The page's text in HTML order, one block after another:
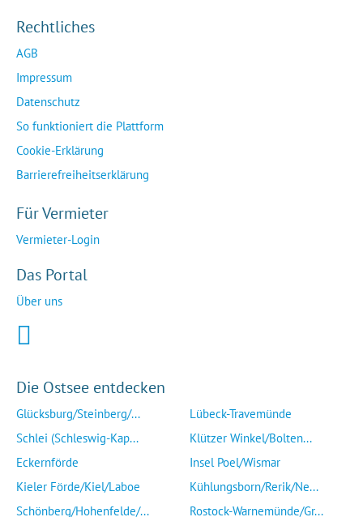
Rechtliches
AGB
Impressum
Datenschutz
So funktioniert die Plattform
Cookie-Erklärung
Barrierefreiheitserklärung
Für Vermieter
Vermieter-Login
Das Portal
Über uns
Die Ostsee entdecken
Glücksburg/Steinberg/...
Schlei (Schleswig-Kap...
Eckernförde
Kieler Förde/Kiel/Laboe
Schönberg/Hohenfelde/...
Lübeck-Travemünde
Klützer Winkel/Bolten...
Insel Poel/Wismar
Kühlungsborn/Rerik/Ne...
Rostock-Warnemünde/Gr...